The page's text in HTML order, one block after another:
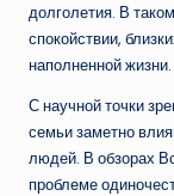
долголетия. В
спокойствии,
наполненной жизни.
С научной точки
семьи заметно
людей. В обзорах
проблеме